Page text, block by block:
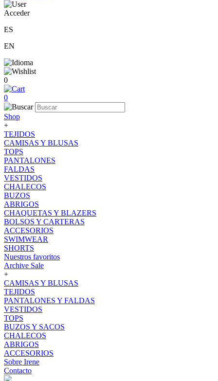
Acceder
ES
EN
0
0
Shop
+
TEJIDOS
CAMISAS Y BLUSAS
TOPS
PANTALONES
FALDAS
VESTIDOS
CHALECOS
BUZOS
ABRIGOS
CHAQUETAS Y BLAZERS
BOLSOS Y CARTERAS
ACCESORIOS
SWIMWEAR
SHORTS
Nuestros favoritos
Archive Sale
+
CAMISAS Y BLUSAS
TEJIDOS
PANTALONES Y FALDAS
VESTIDOS
TOPS
BUZOS Y SACOS
CHALECOS
ABRIGOS
ACCESORIOS
Sobre Irene
Contacto